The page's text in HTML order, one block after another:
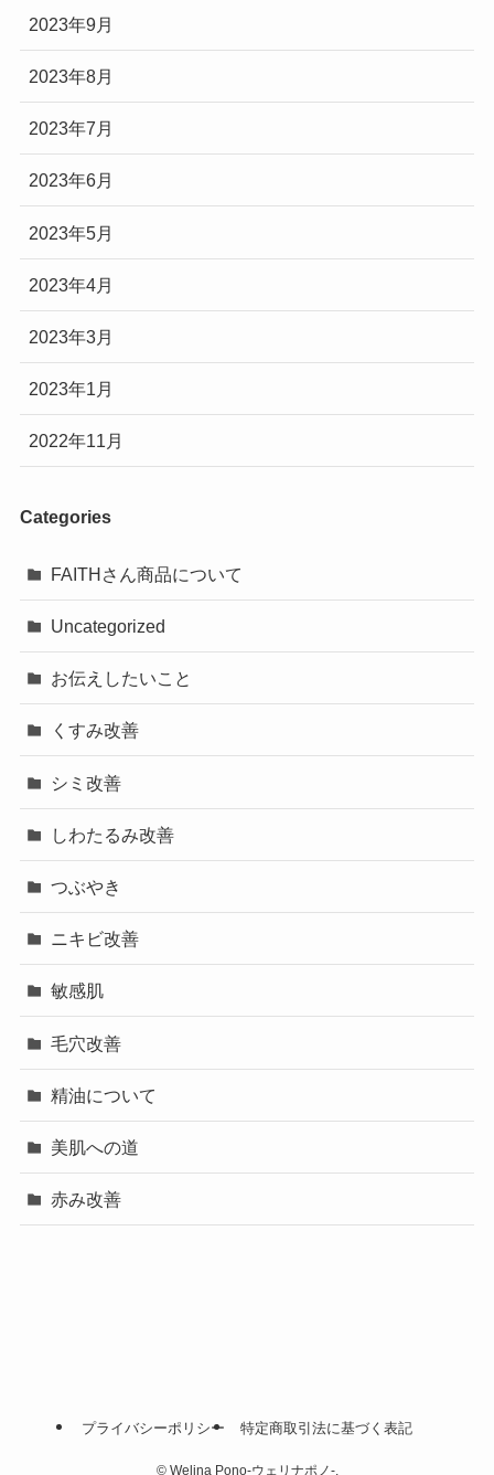
2023年9月
2023年8月
2023年7月
2023年6月
2023年5月
2023年4月
2023年3月
2023年1月
2022年11月
Categories
FAITHさん商品について
Uncategorized
お伝えしたいこと
くすみ改善
シミ改善
しわたるみ改善
つぶやき
ニキビ改善
敏感肌
毛穴改善
精油について
美肌への道
赤み改善
プライバシーポリシー 特定商取引法に基づく表記
©Welina Pono-ウェリナポノ-.